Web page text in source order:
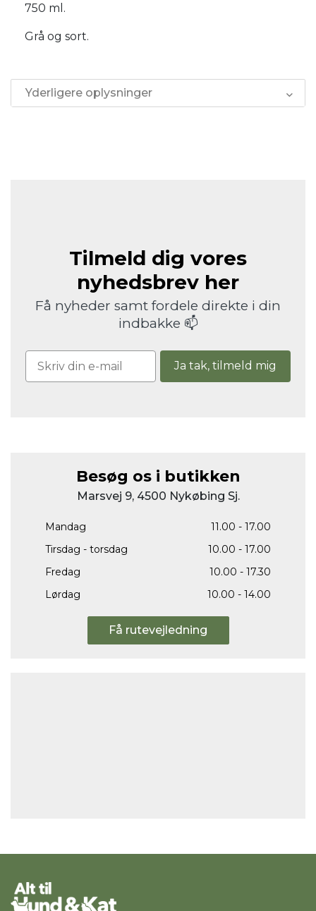
750 ml.
Grå og sort.
Yderligere oplysninger
Tilmeld dig vores
nyhedsbrev her
Få nyheder samt fordele direkte i din
indbakke 📫
Ja tak, tilmeld mig
Besøg os i butikken
Marsvej 9, 4500 Nykøbing Sj.
Mandag
11.00 - 17.00
Tirsdag - torsdag
10.00 - 17.00
Fredag
10.00 - 17.30
Lørdag
10.00 - 14.00
Få rutevejledning